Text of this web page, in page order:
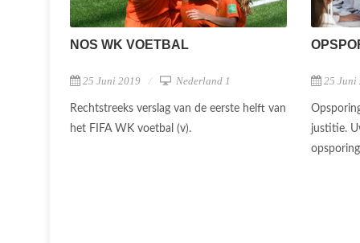
NOS WK VOETBAL
25 Juni 2019 Nederland 1
Rechtstreeks verslag van de eerste helft van
het FIFA WK voetbal (v).
25 Juni
justitie.